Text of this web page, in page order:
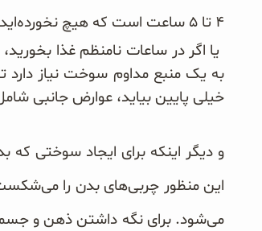
سبوس و جوانه‌ها
کتاب‌های OAB
۴ تا ۵ ساعت است که هیچ نخورد‌ه‌اید.
یا اگر در ساعات نامنظم غذا
به یک منبع مداوم سوخت نیاز
خیلی پایین بیاید، عوارض جانبی
و دیگر اینکه برای ایجاد سوختی که
این منظور چربی‌های بدن را
می‌شود. برای نگه داشتن ذهن و